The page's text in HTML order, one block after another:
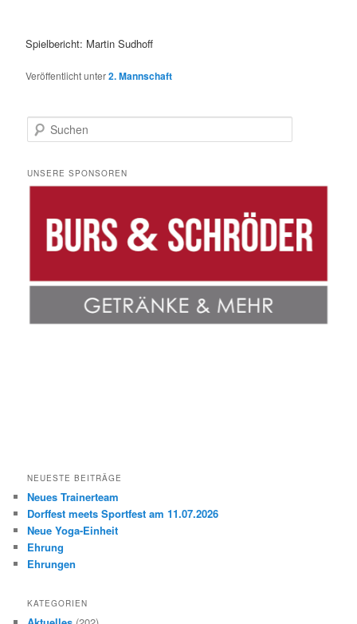
Spielbericht: Martin Sudhoff
Veröffentlicht unter2. Mannschaft
u
h
e
UNSERE SPONSOREN
NEUESTE BEITRÄGE
Neues Trainerteam
Dorffest meets Sportfest am 11.07.2026
Neue Yoga-Einheit
Ehrung
Ehrungen
KATEGORIEN